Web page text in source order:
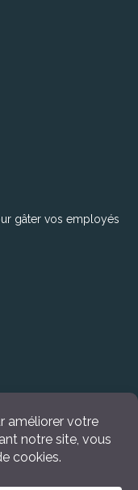
gâter vos employés
(2009 - 2026)